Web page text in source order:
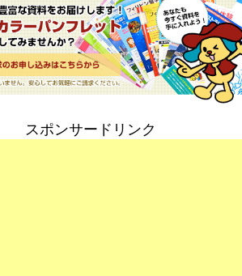
スポンサードリンク